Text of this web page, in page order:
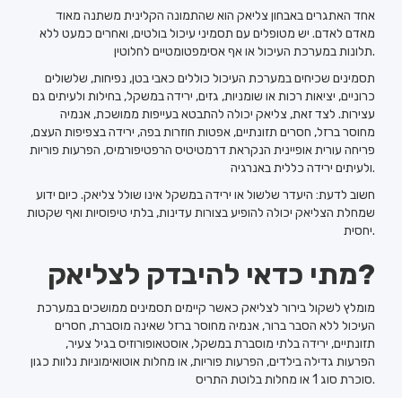
אחד האתגרים באבחון צליאק הוא שהתמונה הקלינית משתנה מאוד
מאדם לאדם. יש מטופלים עם תסמיני עיכול בולטים, ואחרים כמעט ללא
תלונות במערכת העיכול או אף אסימפטומטיים לחלוטין.
תסמינים שכיחים במערכת העיכול כוללים כאבי בטן, נפיחות, שלשולים
כרוניים, יציאות רכות או שומניות, גזים, ירידה במשקל, בחילות ולעיתים גם
עצירות. לצד זאת, צליאק יכולה להתבטא בעייפות ממושכת, אנמיה
מחוסר ברזל, חסרים תזונתיים, אפטות חוזרות בפה, ירידה בצפיפות העצם,
פריחה עורית אופיינית הנקראת דרמטיטיס הרפטיפורמיס, הפרעות פוריות
ולעיתים ירידה כללית באנרגיה.
חשוב לדעת: היעדר שלשול או ירידה במשקל אינו שולל צליאק. כיום ידוע
שמחלת הצליאק יכולה להופיע בצורות עדינות, בלתי טיפוסיות ואף שקטות
יחסית.
מתי כדאי להיבדק לצליאק?
מומלץ לשקול בירור לצליאק כאשר קיימים תסמינים ממושכים במערכת
העיכול ללא הסבר ברור, אנמיה מחוסר ברזל שאינה מוסברת, חסרים
תזונתיים, ירידה בלתי מוסברת במשקל, אוסטאופורוזיס בגיל צעיר,
הפרעות גדילה בילדים, הפרעות פוריות, או מחלות אוטואימוניות נלוות כגון
סוכרת סוג 1 או מחלות בלוטת התריס.